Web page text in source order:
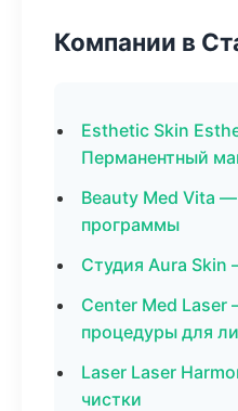
Компании в
Esthetic Skin
Перманентный
Beauty Med Vita
программы
Студия Aura
Center Med
процедуры для
Laser Laser
чистки